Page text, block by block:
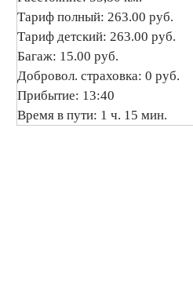
Тариф полный: 263.00 руб.
Тариф детский: 263.00 руб.
Багаж: 15.00 руб.
Добровол. страховка: 0 руб.
Прибытие: 13:40
Время в пути: 1 ч. 15 мин.